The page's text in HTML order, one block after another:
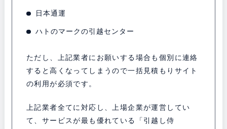
日本通運
ハトのマークの引越センター
ただし、上記業者にお願いする場合も個別に連絡
すると高くなってしまうので一括見積もりサイト
の利用が必須です。
上記業者全てに対応し、上場企業が運営してい
て、サービスが最も優れている「引越し侍